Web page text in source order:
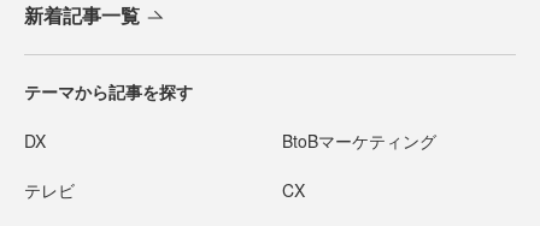
新着記事一覧
テーマから記事を探す
DX BtoBマーケティング
テレビ CX